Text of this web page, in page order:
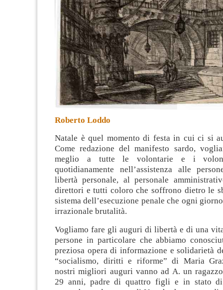
Roberto Loddo
Natale è quel momento di festa in cui ci si
Come redazione del manifesto sardo,
meglio a tutte le volontarie e i
quotidianamente nell’assistenza alle
libertà personale, al personale
direttori e tutti coloro che soffrono dietro le
sistema dell’esecuzione penale che ogni
irrazionale brutalità.
Vogliamo fare gli auguri di libertà e di una
persone in particolare che abbiamo
preziosa opera di informazione e solidarietà
“socialismo, diritti e riforme” di Maria
nostri migliori auguri vanno ad A. un
29 anni, padre di quattro figli e in stato di